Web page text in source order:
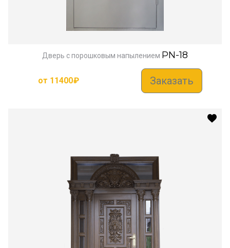
Дверь с порошковым напылением PN-18
от 11400₽ Заказать